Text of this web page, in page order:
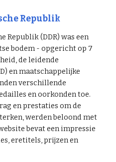
Republik
Republik (DDR) was een
bodem - opgericht op 7
de leidende
en maatschappelijke
verschillende
en oorkonden toe.
en prestaties om de
werden beloond met
bevat een impressie
eretitels, prijzen en